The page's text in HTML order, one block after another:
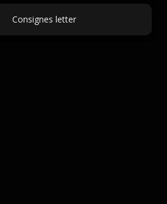
Consignes letter